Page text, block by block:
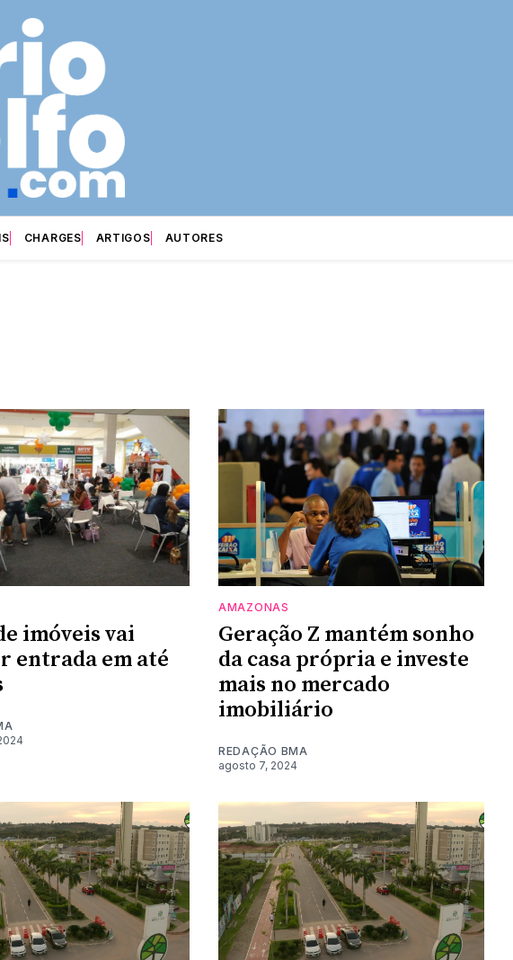
CHARGES ARTIGOS AUTORES
imóveis vai
entrada em até
AMAZONAS
Geração Z mantém sonho
da casa própria e investe
mais no mercado
imobiliário
REDAÇÃO BMA
agosto 7, 2024